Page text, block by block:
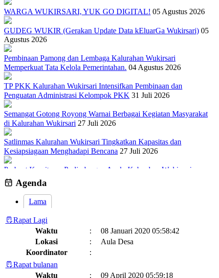
WARGA WUKIRSARI, YUK GO DIGITAL! 05 Agustus 2026
GUDEG WUKIR (Gerakan Update Data kEluarGa Wukirsari) 05
Agustus 2026
Pembinaan Pamong dan Lembaga Kalurahan Wukirsari
Memperkuat Tata Kelola Pemerintahan. 04 Agustus 2026
TP PKK Kalurahan Wukirsari Intensifkan Pembinaan dan
Penguatan Administrasi Kelompok PKK 31 Juli 2026
Semangat Gotong Royong Warnai Berbagai Kegiatan Masyarakat
di Kalurahan Wukirsari 27 Juli 2026
Satlinmas Kalurahan Wukirsari Tingkatkan Kapasitas dan
Kesiapsiagaan Menghadapi Bencana 27 Juli 2026
Perkuat Komitmen Perlindungan Anak, Kalurahan Wukirsari
Menggelar Sosialisasi dan Outbond Desa Ramah Anak
Agenda
Lama
Rapat Lagi
Waktu
:
08 Januari 2020 05:58:42
Lokasi
:
Aula Desa
Koordinator
:
Rapat bulanan
Waktu
:
09 April 2020 05:59:18